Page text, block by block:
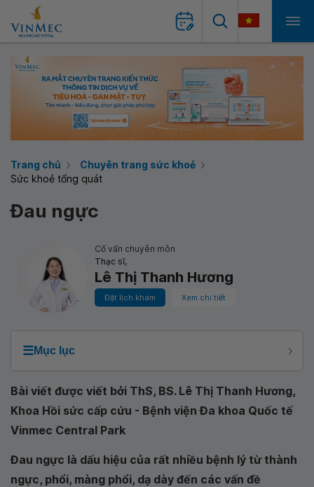
Trang chủ
Chuyên trang sức khoẻ
Sức khoẻ tổng quát
Đau ngực
Cố vấn chuyên môn
Thạc sĩ,
Lê Thị Thanh Hương
Đặt lịch khám Xem chi tiết
☰Mục lục
Bài viết được viết bởi ThS, BS. Lê Thị Thanh Hương,
Khoa Hồi sức cấp cứu - Bệnh viện Đa khoa Quốc tế
Vinmec Central Park
Đau ngực là dấu hiệu của rất nhiều bệnh lý từ thành
ngực, phổi, màng phổi, dạ dày đến các vấn đề